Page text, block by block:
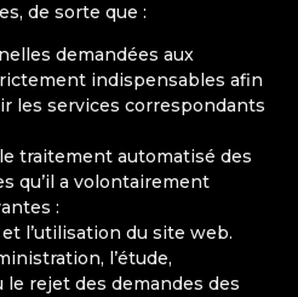
de sorte que :
demandées aux
indispensables afin
les services correspondants
traitement automatisé des
qu’il a volontairement
:
et l’utilisation du site web.
l’étude,
le rejet des demandes des